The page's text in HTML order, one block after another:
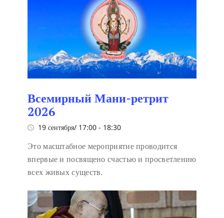
Всемирный Мани-ретрит
2026
19 сентября/ 17:00 - 18:30
Это масштабное мероприятие проводится
впервые и посвящено счастью и просветлению
всех живых существ.